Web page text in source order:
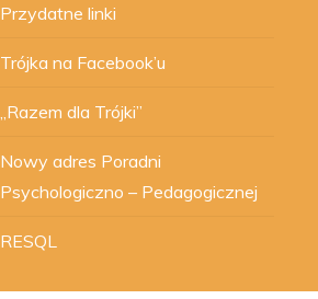
Przydatne linki
Trójka na Facebook’u
„Razem dla Trójki”
Nowy adres Poradni
Psychologiczno – Pedagogicznej
RESQL